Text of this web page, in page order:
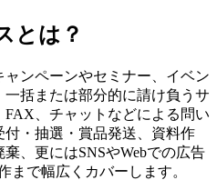
とは？
ンペーンやセミナー、イベン
一括または部分的に請け負うサ
、チャットなどによる問い
・抽選・賞品発送、資料作
、更にはSNSやWebでの広告
まで幅広くカバーします。